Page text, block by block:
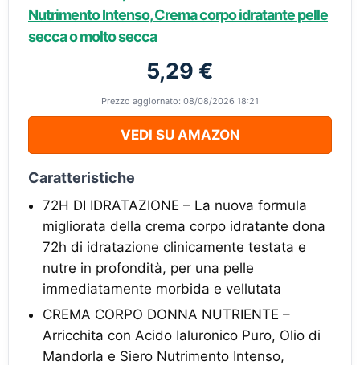
Nutrimento Intenso, Crema corpo idratante pelle
secca o molto secca
5,29 €
Prezzo aggiornato: 08/08/2026 18:21
VEDI SU AMAZON
Caratteristiche
72H DI IDRATAZIONE – La nuova formula
migliorata della crema corpo idratante dona
72h di idratazione clinicamente testata e
nutre in profondità, per una pelle
immediatamente morbida e vellutata
CREMA CORPO DONNA NUTRIENTE –
Arricchita con Acido Ialuronico Puro, Olio di
Mandorla e Siero Nutrimento Intenso,